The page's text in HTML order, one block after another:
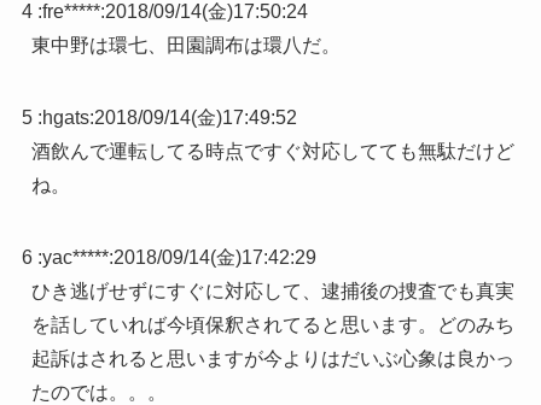
4 :fre*****:2018/09/14(金)17:50:24
東中野は環七、田園調布は環八だ。
5 :hgats:2018/09/14(金)17:49:52
酒飲んで運転してる時点ですぐ対応してても無駄だけど
ね。
6 :yac*****:2018/09/14(金)17:42:29
ひき逃げせずにすぐに対応して、逮捕後の捜査でも真実
を話していれば今頃保釈されてると思います。どのみち
起訴はされると思いますが今よりはだいぶ心象は良かっ
たのでは。。。